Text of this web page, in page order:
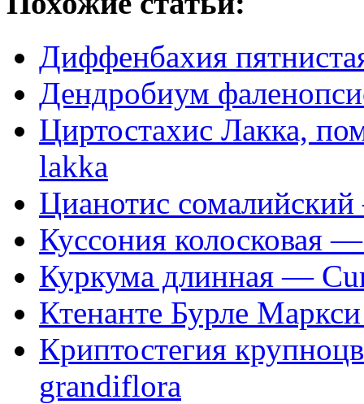
Диффенбахия
Дендробиум
Циртостахис Лакка,
lakka
Цианотис
Куссония колосковая
Куркума длинная —
Ктенанте Бурле
Криптостегия
grandiflora